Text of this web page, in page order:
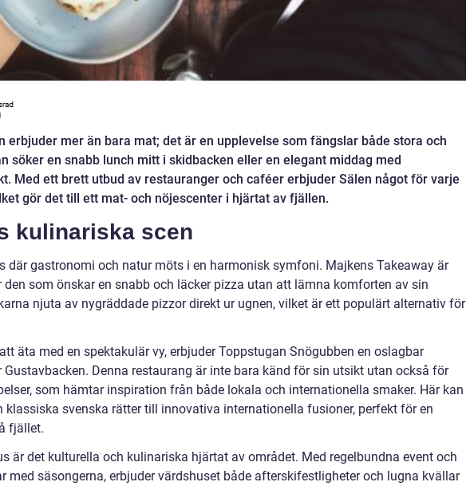
erbjuder mer än bara mat; det är en upplevelse som fängslar både stora och
söker en snabb lunch mitt i skidbacken eller en elegant middag med
Med ett brett utbud av restauranger och caféer erbjuder Sälen något för varje
gör det till ett mat- och nöjescenter i hjärtat av fjällen.
kulinariska scen
där gastronomi och natur möts i en harmonisk symfoni. Majkens Takeaway är
som önskar en snabb och läcker pizza utan att lämna komforten av sin
njuta av nygräddade pizzor direkt ur ugnen, vilket är ett populärt alternativ för
äta med en spektakulär vy, erbjuder Toppstugan Snögubben en oslagbar
Denna restaurang är inte bara känd för sin utsikt utan också för
som hämtar inspiration från både lokala och internationella smaker. Här kan
svenska rätter till innovativa internationella fusioner, perfekt för en
fjället.
är det kulturella och kulinariska hjärtat av området. Med regelbundna event och
med säsongerna, erbjuder värdshuset både afterskifestligheter och lugna kvällar